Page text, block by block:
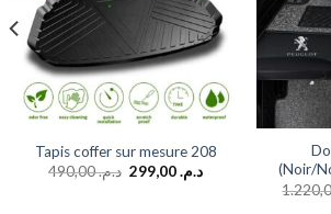
Tapis coffer sur mesure 208
د.م.490,00 د.م.299,00
(Noir/